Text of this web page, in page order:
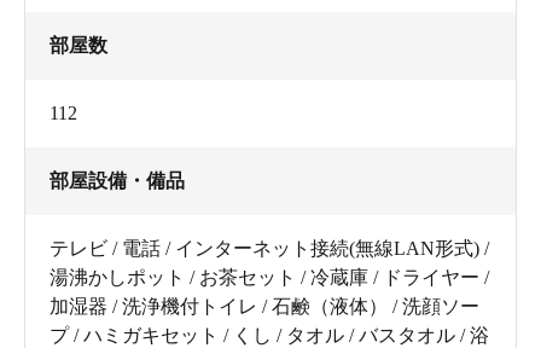
部屋数
112
部屋設備・備品
テレビ / 電話 / インターネット接続(無線LAN形式) /
湯沸かしポット / お茶セット / 冷蔵庫 / ドライヤー /
加湿器 / 洗浄機付トイレ / 石鹸（液体） / 洗顔ソー
プ / ハミガキセット / くし / タオル / バスタオル / 浴